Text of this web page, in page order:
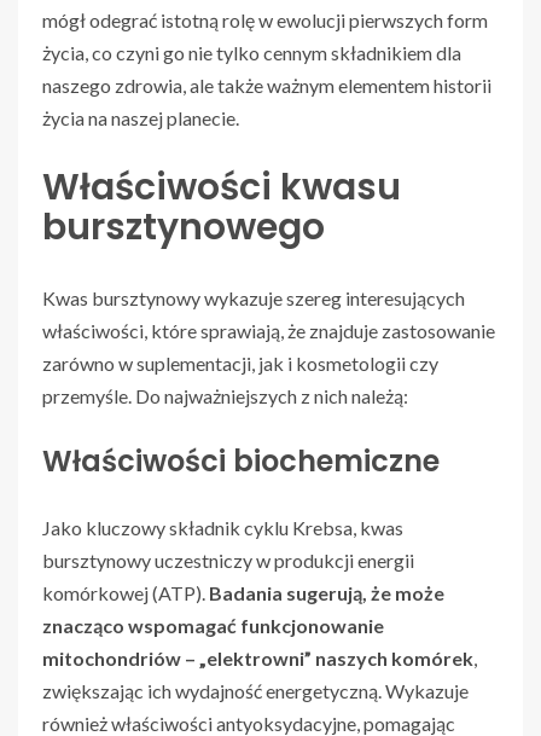
mógł odegrać istotną rolę w ewolucji pierwszych form
życia, co czyni go nie tylko cennym składnikiem dla
naszego zdrowia, ale także ważnym elementem historii
życia na naszej planecie.
Właściwości kwasu
bursztynowego
Kwas bursztynowy wykazuje szereg interesujących
właściwości, które sprawiają, że znajduje zastosowanie
zarówno w suplementacji, jak i kosmetologii czy
przemyśle. Do najważniejszych z nich należą:
Właściwości biochemiczne
Jako kluczowy składnik cyklu Krebsa, kwas
bursztynowy uczestniczy w produkcji energii
komórkowej (ATP). Badania sugerują, że może
znacząco wspomagać funkcjonowanie
mitochondriów – „elektrowni” naszych komórek
zwiększając ich wydajność energetyczną. Wykazuje
również właściwości antyoksydacyjne, pomagając